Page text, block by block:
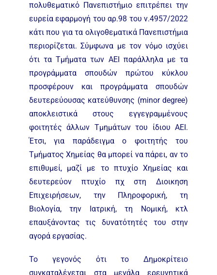
πολυθεματικό Πανεπιστήμιο επιτρέπει την
ευρεία εφαρμογή του αρ.98 του ν.4957/2022
κάτι που για τα ολιγοθεματικά Πανεπιστήμια
περιορίζεται. Σύμφωνα με τον νόμο ισχύει
ότι τα Τμήματα των ΑΕΙ παράλληλα με τα
προγράμματα σπουδών πρώτου κύκλου
προσφέρουν και προγράμματα σπουδών
δευτερεύουσας κατεύθυνσης (minor degree)
αποκλειστικά στους εγγεγραμμένους
φοιτητές άλλων Τμημάτων του ίδιου ΑΕΙ.
Έτσι, για παράδειγμα ο φοιτητής του
Τμήματος Χημείας θα μπορεί να πάρει, αν το
επιθυμεί, μαζί με το πτυχίο Χημείας και
δευτερεύον πτυχίο πχ στη Διοικηση
Επιχειρήσεων, την Πληροφορική, τη
Βιολογία, την Ιατρική, τη Νομική, κτλ
επαυξάνοντας τις δυνατότητές του στην
αγορά εργασίας.
Το γεγονός ότι το Δημοκρίτειο
συγκαταλέγεται στα μεγάλα ερευνητικά